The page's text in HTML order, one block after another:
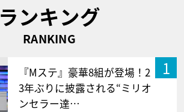
ランキング
RANKING
1
『Mステ』豪華8組が登場！2
3年ぶりに披露される“ミリオ
ンセラー達…